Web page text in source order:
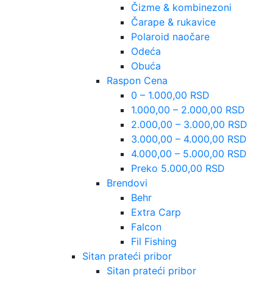
Čizme & kombinezoni
Čarape & rukavice
Polaroid naočare
Odeća
Obuća
Raspon Cena
0 – 1.000,00 RSD
1.000,00 – 2.000,00 RSD
2.000,00 – 3.000,00 RSD
3.000,00 – 4.000,00 RSD
4.000,00 – 5.000,00 RSD
Preko 5.000,00 RSD
Brendovi
Behr
Extra Carp
Falcon
Fil Fishing
Sitan prateći pribor
Sitan prateći pribor